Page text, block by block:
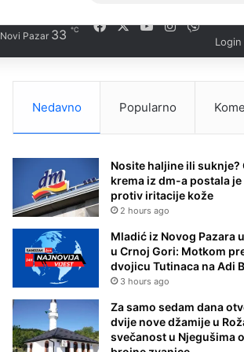
Novi Pazar 33 ℃ Facebook
X YouTube
Instagram
Viber
Login
Nedavno Popularno
Nosite haljine ili suknje?
krema iz dm-a postala
protiv iritacije kože
2 hours ago
Mladić iz Novog Pazara
u Crnoj Gori: Motkom
dvojicu Tutinaca na Adi
3 hours ago
Za samo sedam dana
dvije nove džamije u
svečanost u Njegušima